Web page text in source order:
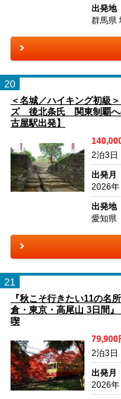
出発地
群馬県
20
＜名城／ハイキング初級
ズ 後北条氏 関東制覇へ
古屋駅出発】
2泊3日
出発月
2026
出発地
愛知県
21
『秋こそ行きたい11の
倉・東京・高尾山 3日間
喫
79,900
2泊3日
出発月
2026